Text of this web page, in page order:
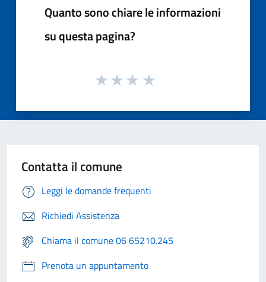
Quanto sono chiare le informazioni
su questa pagina?
Contatta il comune
Leggi le domande frequenti
Richiedi Assistenza
Chiama il comune 06 65210.245
Prenota un appuntamento